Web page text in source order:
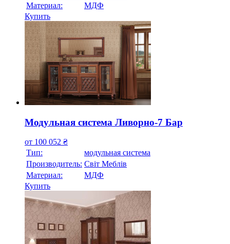
Материал:
МДФ
Купить
Модульная система Ливорно-7 Бар
от 100 052 ₴
Тип:
модульная система
Производитель: Свiт Меблiв
Материал:
МДФ
Купить